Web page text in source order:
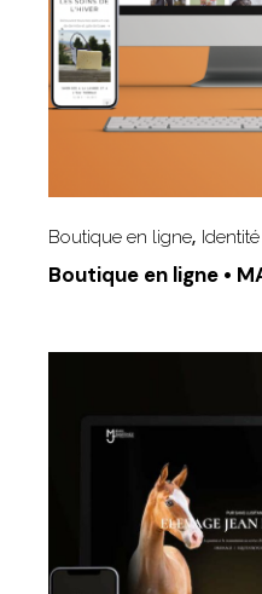
Boutique en ligne
Boutique en ligne •